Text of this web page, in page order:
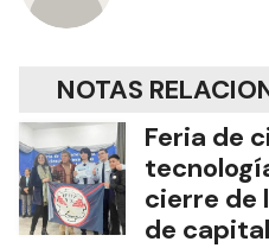
NOTAS
Feria de
cierre de
de capital